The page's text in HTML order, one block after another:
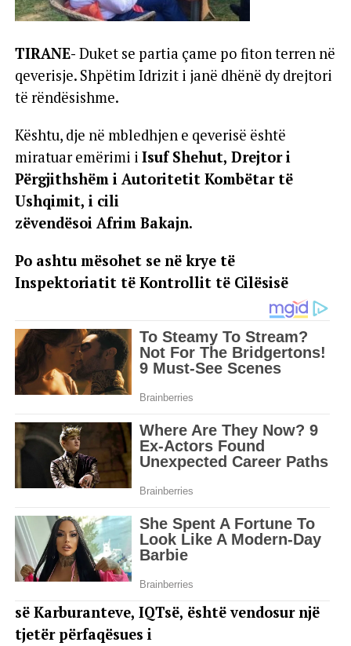
TIRANE- Duket se partia çame po fiton terren në
qeverisje. Shpëtim Idrizit i janë dhënë dy drejtori
të rëndësishme.
Kështu, dje në mbledhjen e qeverisë është
miratuar emërimi i Isuf Shehut, Drejtor i
Përgjithshëm i Autoritetit Kombëtar të
Ushqimit, i cili
zëvendësoi Afrim Bakajn.
Po ashtu mësohet se në krye të
Inspektoriatit të Kontrollit të Cilësisë
së Karburanteve, IQT­së, është vendosur një
tjetër përfaqësues i